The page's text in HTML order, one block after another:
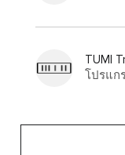
TUMI
โปรแก